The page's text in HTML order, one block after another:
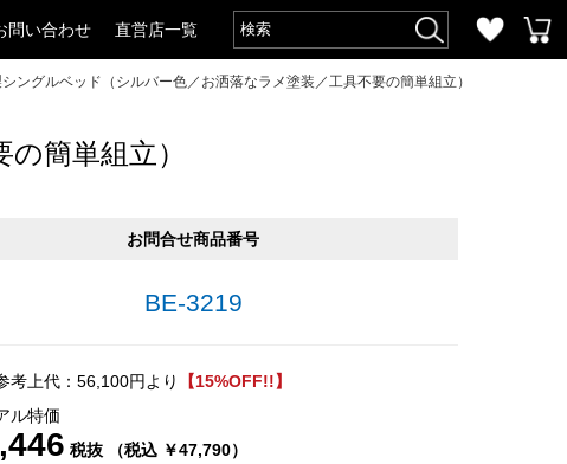
問い合わせ 直営店一覧
ングルベッド（シルバー色／お洒落なラメ塗装／工具不要の簡単組立）
簡単組立）
お問合せ商品番号
BE-3219
考上代：56,100円より
【15%OFF!!】
ル特価
税抜 （税込 ￥47,790）